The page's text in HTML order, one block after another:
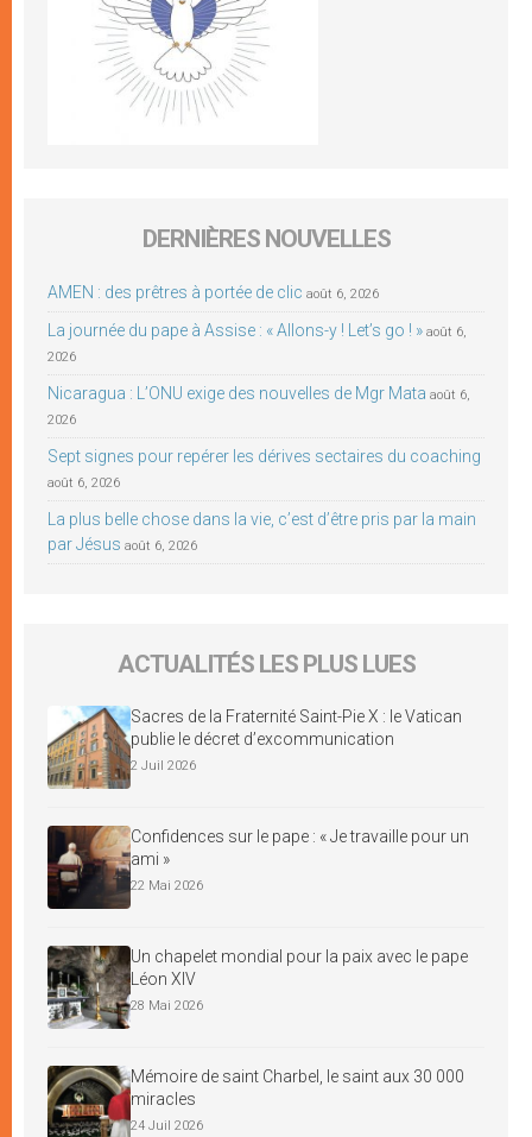
DERNIÈRES NOUVELLES
AMEN : des prêtres à portée de clic août 6, 2026
La journée du pape à Assise : « Allons-y ! Let’s go ! » août 6,
2026
Nicaragua : L’ONU exige des nouvelles de Mgr Mata août 6,
2026
Sept signes pour repérer les dérives sectaires du coaching
août 6, 2026
La plus belle chose dans la vie, c’est d’être pris par la main
par Jésus août 6, 2026
ACTUALITÉS LES PLUS LUES
Sacres de la Fraternité Saint-Pie X : le Vatican
publie le décret d’excommunication
2 Juil 2026
Confidences sur le pape : « Je travaille pour un
ami »
22 Mai 2026
Un chapelet mondial pour la paix avec le pape
Léon XIV
28 Mai 2026
Mémoire de saint Charbel, le saint aux 30 000
miracles
24 Juil 2026